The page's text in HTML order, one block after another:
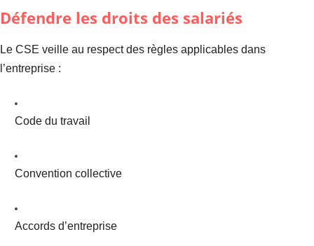
Défendre les droits des salariés
Le CSE veille au respect des règles applicables dans
l’entreprise :
Code du travail
Convention collective
Accords d’entreprise